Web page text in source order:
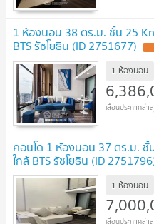
1 ห้องนอน 38 ตร.ม. ชั้น 25
BTS รัชโยธิน (ID 2751677)
1 ห้องนอน
คอนโด 1 ห้องนอน 37 ตร.ม. ชั้
ใกล้ BTS รัชโยธิน (ID
1 ห้องนอน